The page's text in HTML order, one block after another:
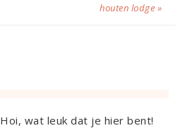
houten lodge »
Hoi, wat leuk dat je hier bent!